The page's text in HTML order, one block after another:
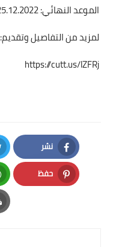
الموعد النهائي: 25.12.2022
لمزيد من التفاصيل وتقديم:
https://cutt.us/lZFRj
نشر
Facebook
حفظ
Pinterest